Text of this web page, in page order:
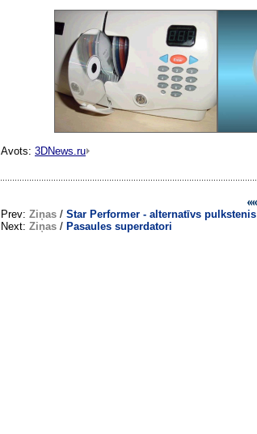
Avots: 3DNews.ru
Prev: Ziņas / Star Performer - alternatīvs pulkstenis
Next: Ziņas / Pasaules superdatori